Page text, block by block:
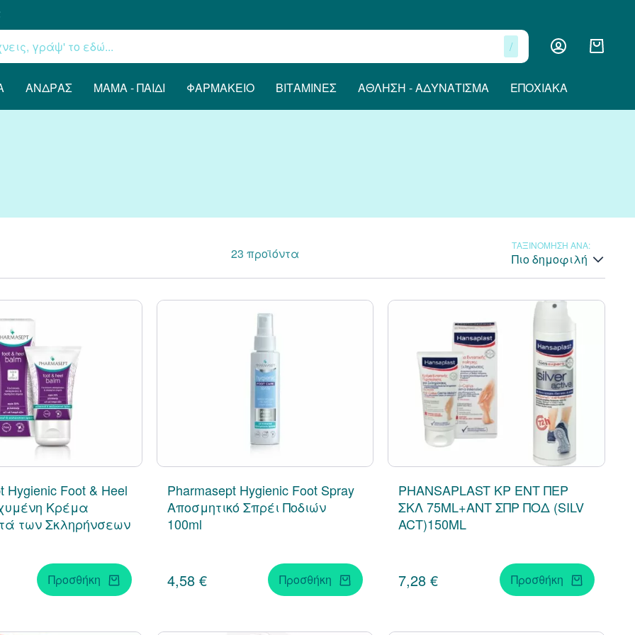
/
ΆΝΔΡΑΣ ΜΑΜΆ - ΠΑΙΔΊ ΦΑΡΜΑΚΕΊΟ ΒΙΤΑΜΊΝΕΣ ΆΘΛΗΣΗ - ΑΔΥΝΆΤΙΣΜΑ ΕΠΟΧΙΑΚΆ
23 προϊόντα ΤΑΞΙΝΟΜΗΣΗ ΑΝΑ:
Πιο δημοφιλή
Hygienic Foot & Heel
Κρέμα
των Σκληρήνσεων
Προσθήκη
Pharmasept Hygienic Foot Spray
Αποσμητικό Σπρέι Ποδιών
100ml
4,58 € Προσθήκη
PHANSAPLAST ΚΡ ΕΝΤ ΠΕΡ
ΣΚΛ 75ML+ΑΝΤ ΣΠΡ ΠΟΔ (SILV
ACT)150ML
7,28 € Προσθήκη